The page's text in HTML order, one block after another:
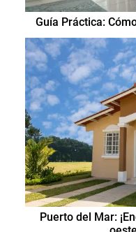
Guía Práctica:
Puerto del Mar: